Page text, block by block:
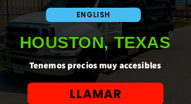
ENGLISH
HOUSTON, TEXAS
Tenemos precios muy accesibles
LLAMAR